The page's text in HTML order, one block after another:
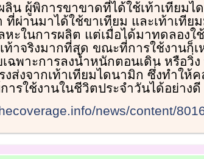
ผู้พิการขาขาดที่ได้ใช้เท้าเทียมไ
ที่ผ่านมาได้ใช้ขาเทียม และเท้าเทีย
ะในการผลิต แต่เมื่อได้มาทดลองใช้
ท้าจริงมากที่สุด ขณะที่การใช้งานก็
ฉพาะการลงน้ำหนักตอนเดิน หรือวิ่
ส่งจากเท้าเทียมไดนามิก ซึ่งทำให้
รใช้งานในชีวิตประจำวันได้อย่างดี
news/content/